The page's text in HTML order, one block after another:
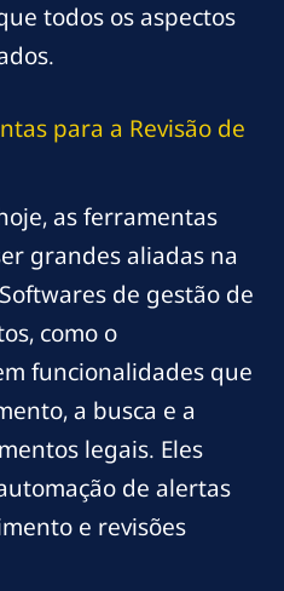
todos os aspectos
para a Revisão de
as ferramentas
grandes aliadas na
de gestão de
como o
funcionalidades que
a busca e a
legais. Eles
de alertas
e revisões